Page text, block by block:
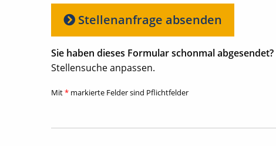
Stellenanfrage absenden
Sie haben dieses Formular schonmal abgesendet?
Stellensuche anpassen.
Mit* markierte Felder sind Pflichtfelder